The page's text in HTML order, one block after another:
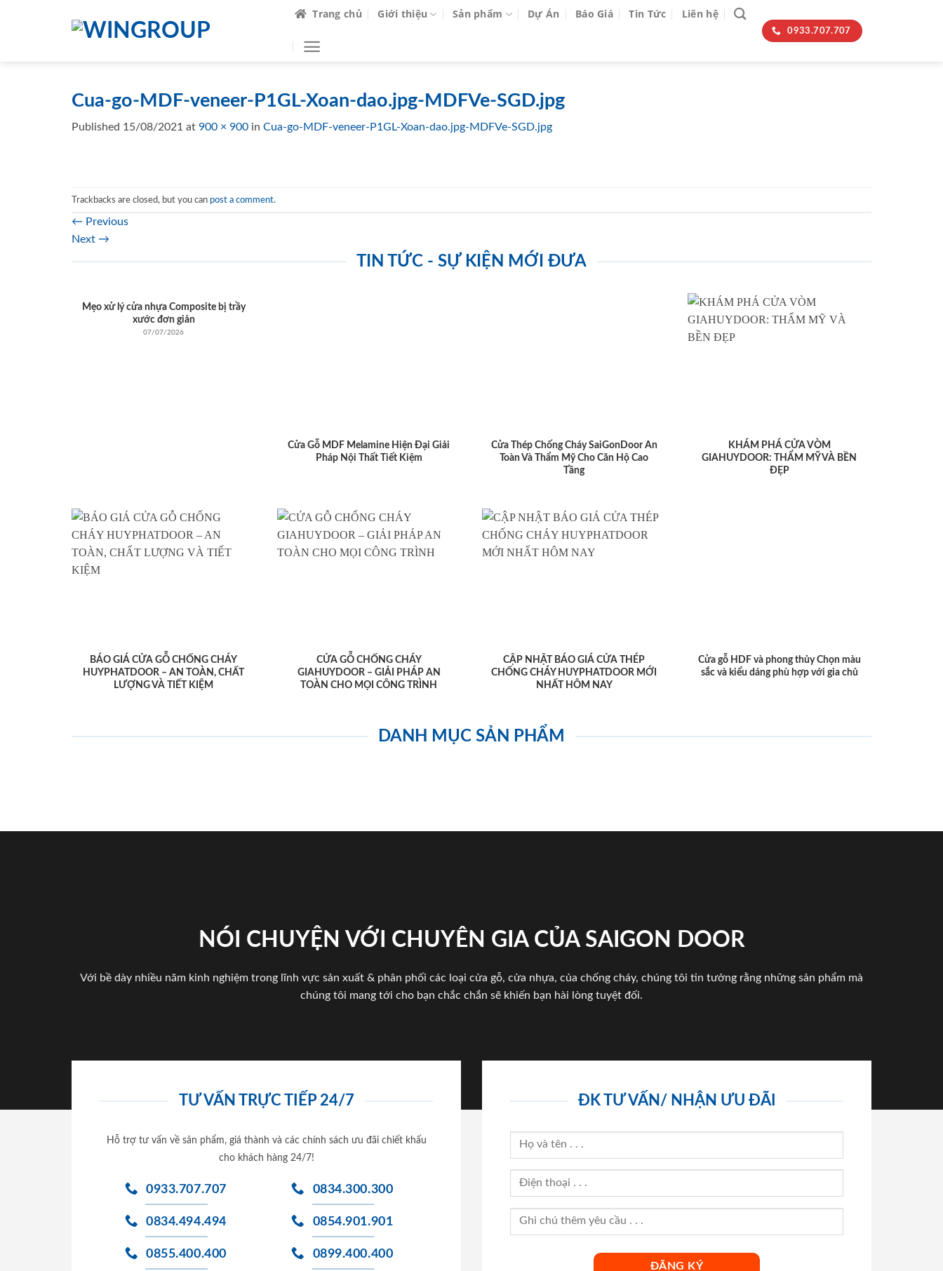
Trang chủ Giới thiệu Sản phẩm Dự Án Báo Giá Tin Tức Liên hệ
0933.707.707
Cua-go-MDF-veneer-P1GL-Xoan-dao.jpg-MDFVe-SGD.jpg
Published 15/08/2021 at 900 × 900 in Cua-go-MDF-veneer-P1GL-Xoan-dao.jpg-MDFVe-SGD.jpg
Trackbacks are closed, but you can post a comment.
← Previous
Next →
TIN TỨC - SỰ KIỆN MỚI ĐƯA
Mẹo xử lý cửa nhựa Composite bị trầy
xước đơn giản
07/07/2026
Cửa Gỗ MDF Melamine Hiện Đại Giải
Pháp Nội Thất Tiết Kiệm
Cửa Thép Chống Cháy SaiGonDoor An
Toàn Và Thẩm Mỹ Cho Căn Hộ Cao
Tầng
KHÁM PHÁ CỬA VÒM
GIAHUYDOOR: THẨM MỸ VÀ BỀN
ĐẸP
BÁO GIÁ CỬA GỖ CHỐNG CHÁY
HUYPHATDOOR – AN TOÀN, CHẤT
LƯỢNG VÀ TIẾT KIỆM
CỬA GỖ CHỐNG CHÁY
GIAHUYDOOR – GIẢI PHÁP AN
TOÀN CHO MỌI CÔNG TRÌNH
CẬP NHẬT BÁO GIÁ CỬA THÉP
CHỐNG CHÁY HUYPHATDOOR MỚI
NHẤT HÔM NAY
Cửa gỗ HDF và phong thủy Chọn màu
sắc và kiểu dáng phù hợp với gia chủ
DANH MỤC SẢN PHẨM
NÓI CHUYỆN VỚI CHUYÊN GIA CỦA SAIGON DOOR
Với bề dày nhiều năm kinh nghiệm trong lĩnh vực sản xuất & phân phối các loại cửa gỗ, cửa nhựa, của chống cháy, chúng tôi tin tưởng rằng những sản phẩm mà
chúng tôi mang tới cho bạn chắc chắn sẽ khiến bạn hài lòng tuyệt đối.
TƯ VẤN TRỰC TIẾP 24/7
Hỗ trợ tư vấn về sản phẩm, giá thành và các chính sách ưu đãi chiết khấu
cho khách hàng 24/7!
0933.707.707
0834.494.494
0855.400.400
0834.300.300
0854.901.901
0899.400.400
ĐK TƯ VẤN/ NHẬN ƯU ĐÃI